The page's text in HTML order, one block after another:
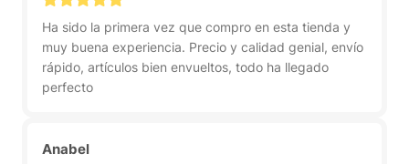
Ha sido la primera vez que compro en esta tienda y
muy buena experiencia. Precio y calidad genial, envío
rápido, artículos bien envueltos, todo ha llegado
perfecto
Anabel